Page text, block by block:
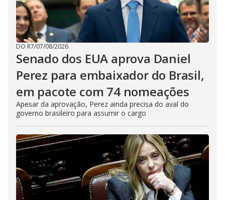
DO R7/07/08/2026
Senado dos EUA aprova Daniel
Perez para embaixador do Brasil,
em pacote com 74 nomeações
Apesar da aprovação, Perez ainda precisa do aval do
governo brasileiro para assumir o cargo